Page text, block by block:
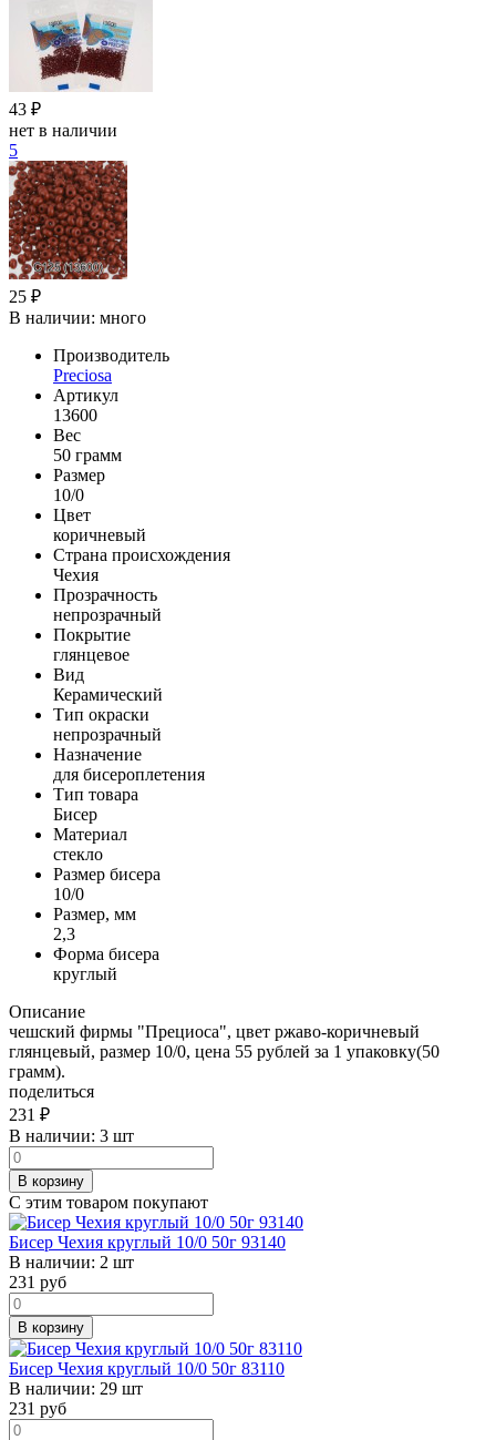
43 ₽
нет в наличии
5
25 ₽
В наличии: много
Производитель
Preciosa
Артикул
13600
Вес
50 грамм
Размер
10/0
Цвет
коричневый
Страна происхождения
Чехия
Прозрачность
непрозрачный
Покрытие
глянцевое
Вид
Керамический
Тип окраски
непрозрачный
Назначение
для бисероплетения
Тип товара
Бисер
Материал
стекло
Размер бисера
10/0
Размер, мм
2,3
Форма бисера
круглый
Описание
чешский фирмы "Прециоса", цвет ржаво-коричневый
глянцевый, размер 10/0, цена 55 рублей за 1 упаковку(50
грамм).
поделиться
231 ₽
В наличии: 3 шт
В корзину
С этим товаром покупают
Бисер Чехия круглый 10/0 50г 93140
В наличии: 2 шт
231 руб
В корзину
Бисер Чехия круглый 10/0 50г 83110
В наличии: 29 шт
231 руб